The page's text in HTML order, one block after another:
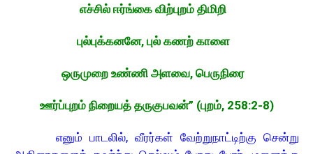
எச்சில் ஈர்ங்கை விற்புறம் திமிறி
புல்புக்கனனே, புல் கணற் காளை
ஒருமுறை உண்ணி அளவை, பெருநிரை
ஊர்ப்புறம் நிறையத் தருகுபவன்” (புறம், 258:2-8)
எனும் பாடலில், வீரர்கள் வேற்றுநாட்டிற்கு சென்று